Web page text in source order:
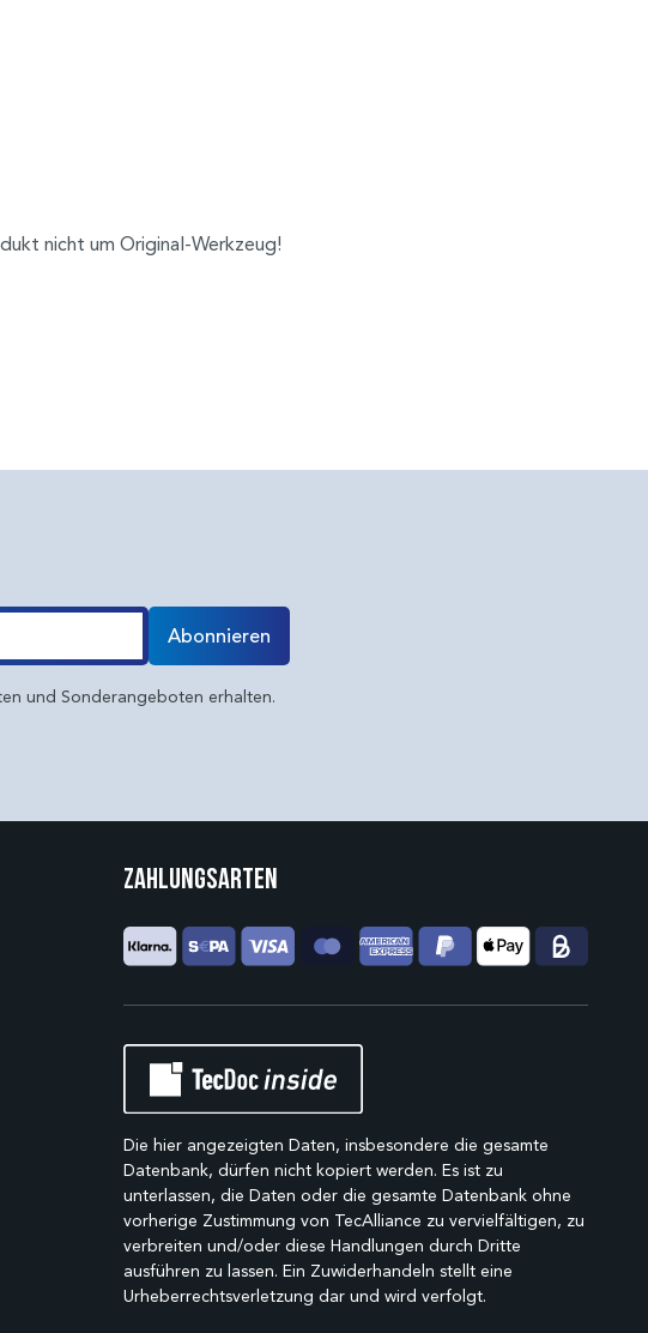
nicht um Original-Werkzeug!
Abonnieren
und Sonderangeboten erhalten.
Zahlungsarten
Die hier angezeigten Daten, insbesondere die gesamte
Datenbank, dürfen nicht kopiert werden. Es ist zu
unterlassen, die Daten oder die gesamte Datenbank ohne
vorherige Zustimmung von TecAlliance zu vervielfältigen, zu
verbreiten und/oder diese Handlungen durch Dritte
ausführen zu lassen. Ein Zuwiderhandeln stellt eine
Urheberrechtsverletzung dar und wird verfolgt.